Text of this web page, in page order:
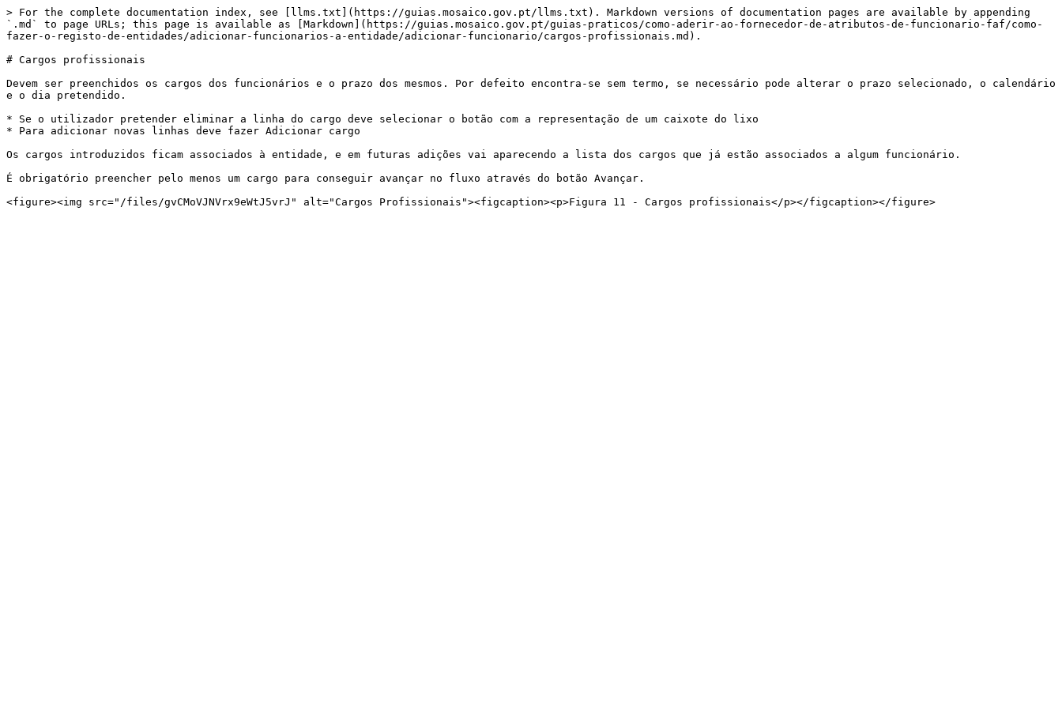
> For the complete documentation index, see [llms.txt](https://guias.mosaico.gov.pt/llms.txt). Markdown versions of documentation pages are available by appending
`.md` to page URLs; this page is available as [Markdown](https://guias.mosaico.gov.pt/guias-praticos/como-aderir-ao-fornecedor-de-atributos-de-funcionario-faf/como-
fazer-o-registo-de-entidades/adicionar-funcionarios-a-entidade/adicionar-funcionario/cargos-profissionais.md).
# Cargos profissionais
Devem ser preenchidos os cargos dos funcionários e o prazo dos mesmos. Por defeito encontra-se sem termo, se necessário pode alterar o prazo selecionado, o calendário
e o dia pretendido.
* Se o utilizador pretender eliminar a linha do cargo deve selecionar o botão com a representação de um caixote do lixo
* Para adicionar novas linhas deve fazer Adicionar cargo
Os cargos introduzidos ficam associados à entidade, e em futuras adições vai aparecendo a lista dos cargos que já estão associados a algum funcionário.
É obrigatório preencher pelo menos um cargo para conseguir avançar no fluxo através do botão Avançar.